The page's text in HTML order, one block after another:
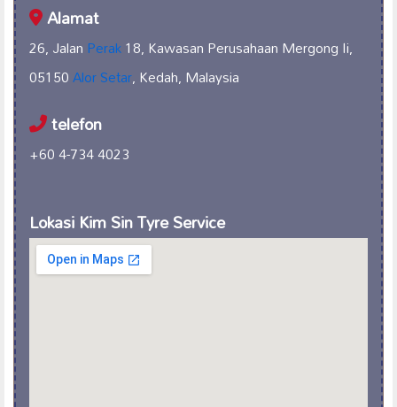
Alamat
26, JalanPerak18, Kawasan Perusahaan Mergong Ii,
05150Alor Setar, Kedah, Malaysia
telefon
+60 4-734 4023
Lokasi Kim Sin Tyre Service